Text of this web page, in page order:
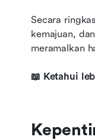
Secara
kemajuan,
meramalkan
📖 Ketahui